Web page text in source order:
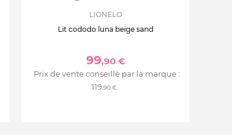
LIONELO
Lit cododo luna beige sand
99,90 €
Prix de vente conseillé par la marque :
119,90 €